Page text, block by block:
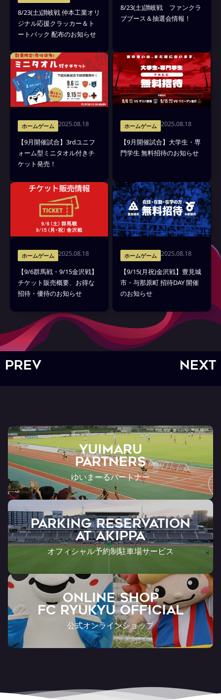
8/23(土)讃岐戦 仲本工業オリ
ジナル応援クラッカー＆ト
ートバック 配布のお知らせ
8/23(土)讃岐戦 ファンクラ
ブブース＆抽選会情報！
ホームゲーム 2025.08.18
【9月開催試合】3rdユニフ
ォーム型ミニタオル付きチ
ケット発売！
ホームゲーム 2025.08.18
【9月開催試合】大学生・専
門学生 無料招待のお知らせ
ホームゲーム 2025.08.18
【9/6群馬戦・9/15金沢戦】
チケット販売概要、お得な
招待・優待のお知らせ
ホームゲーム 2025.08.18
【9/15(月祝)金沢戦】豊見城
市・与那原町 招待DAY 開催
のお知らせ
PREV NEXT
YUIMARU
Partners
ゆいまーるパートナー
PARKING RESERVATION
AT Akippa
オフィシャル予約制駐車場サービス
ONLINE SHOP
FC RYUKYU OFFICIAL
公式オンラインショップ